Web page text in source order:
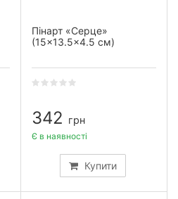
Пінарт «Серце»
(15×13.5×4.5 см)
342 грн
Купити
Є в наявності